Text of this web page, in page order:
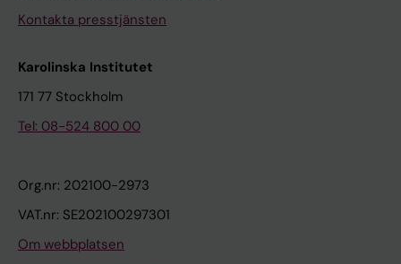
Kontakta presstjänsten
Karolinska Institutet
171 77 Stockholm
Tel: 08-524 800 00
Org.nr: 202100-2973
VAT.nr: SE202100297301
Om webbplatsen